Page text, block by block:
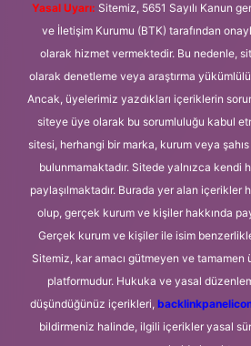
Yasal Uyarı: Sitemiz, 5651 Sayılı Kanun
ve İletişim Kurumu (BTK) tarafından
olarak hizmet vermektedir. Bu nedenle,
olarak denetleme veya araştırma
Ancak, üyelerimiz yazdıkları içeriklerin
siteye üye olarak bu sorumluluğu kabul
sitesi, herhangi bir marka, kurum veya
bulunmamaktadır. Sitede yalnızca kendi
paylaşılmaktadır. Burada yer alan içerikler
olup, gerçek kurum ve kişiler hakkında
Gerçek kurum ve kişiler ile isim
Sitemiz, kar amacı gütmeyen ve tamamen
platformudur. Hukuka ve yasal
düşündüğünüz içerikleri,
bildirmeniz halinde, ilgili içerikler yasal